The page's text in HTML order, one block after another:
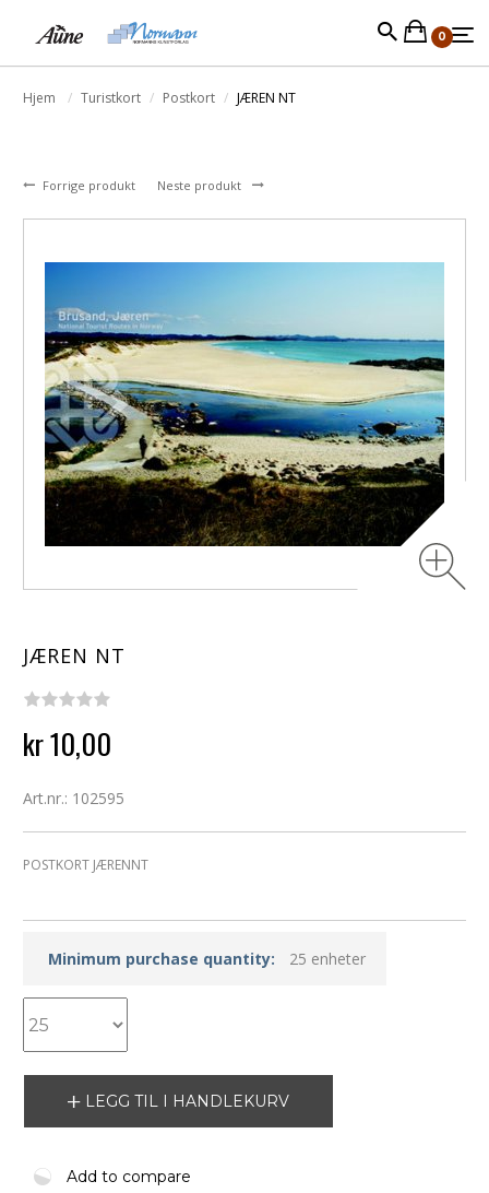
0
Hjem Turistkort Postkort JÆREN NT
Forrige produkt Neste produkt
JÆREN NT
kr 10,00
Art.nr.: 102595
POSTKORT JÆRENNT
Minimum purchase quantity: 25 enheter
LEGG TIL I HANDLEKURV
Add to compare